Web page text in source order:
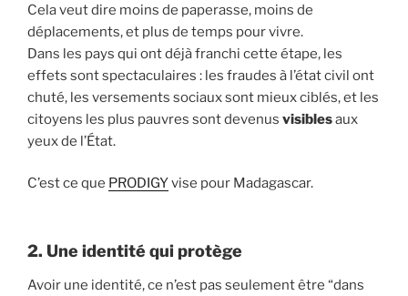
Cela veut dire moins de paperasse, moins de
déplacements, et plus de temps pour vivre.
Dans les pays qui ont déjà franchi cette étape, les
effets sont spectaculaires : les fraudes à l’état civil ont
chuté, les versements sociaux sont mieux ciblés, et les
citoyens les plus pauvres sont devenus visiblesaux
yeux de l’État.
C’est ce que PRODIGYvise pour Madagascar.
2. Une identité qui protège
Avoir une identité, ce n’est pas seulement être “dans